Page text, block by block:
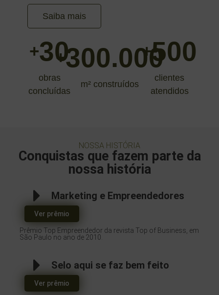
Saiba mais
+30
obras
concluídas
+300.000
m² construídos
+500
clientes
atendidos
NOSSA HISTÓRIA
Conquistas que fazem parte da
nossa história
Marketing e Empreendedores
Ver prêmio
Prêmio Top Empreendedor da revista Top of Business, em
São Paulo no ano de 2010.
Selo aqui se faz bem feito
Ver prêmio